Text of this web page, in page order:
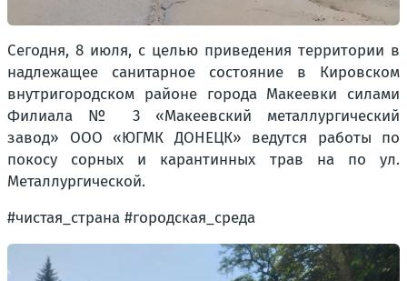
Сегодня, 8 июля, с целью приведения территории в
надлежащее санитарное состояние в Кировском
внутригородском районе города Макеевки силами
Филиала № 3 «Макеевский металлургический
завод» ООО «ЮГМК ДОНЕЦК» ведутся работы по
покосу сорных и карантинных трав на по ул.
Металлургической.
#чистая_страна #городская_среда